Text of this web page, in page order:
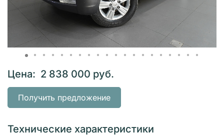
Цена: 2 838 000 руб.
Получить предложение
Технические характеристики